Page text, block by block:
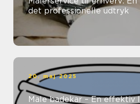
det professionelle udtryk
20. maj 2025
Male badekar – En effektiv